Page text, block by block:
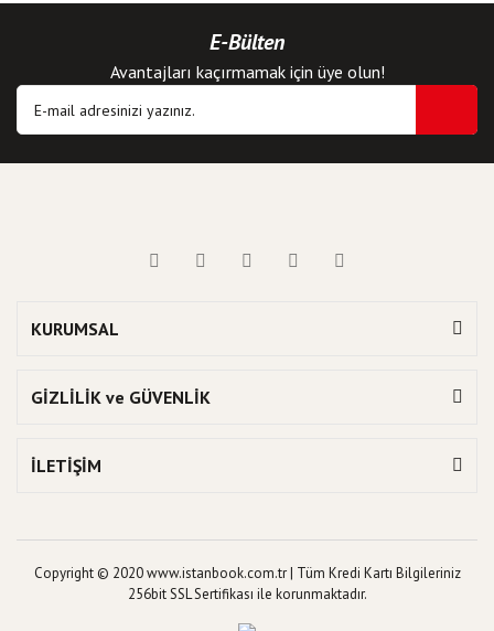
E-Bülten
Avantajları kaçırmamak için üye olun!
KURUMSAL
GİZLİLİK ve GÜVENLİK
İLETİŞİM
Copyright © 2020 www.istanbook.com.tr | Tüm Kredi Kartı Bilgileriniz
256bit SSL Sertifikası ile korunmaktadır.